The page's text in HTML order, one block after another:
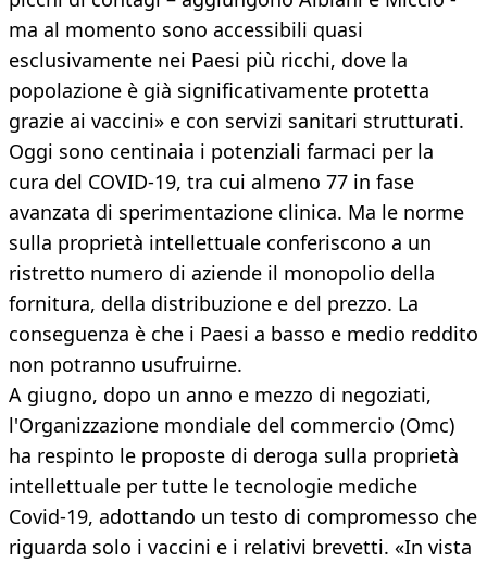
ma al momento sono accessibili quasi
esclusivamente nei Paesi più ricchi, dove la
popolazione è già significativamente protetta
grazie ai vaccini» e con servizi sanitari strutturati.
Oggi sono centinaia i potenziali farmaci per la
cura del COVID-19, tra cui almeno 77 in fase
avanzata di sperimentazione clinica. Ma le norme
sulla proprietà intellettuale conferiscono a un
ristretto numero di aziende il monopolio della
fornitura, della distribuzione e del prezzo. La
conseguenza è che i Paesi a basso e medio reddito
non potranno usufruirne.
A giugno, dopo un anno e mezzo di negoziati,
l'Organizzazione mondiale del commercio (Omc)
ha respinto le proposte di deroga sulla proprietà
intellettuale per tutte le tecnologie mediche
Covid-19, adottando un testo di compromesso che
riguarda solo i vaccini e i relativi brevetti. «In vista